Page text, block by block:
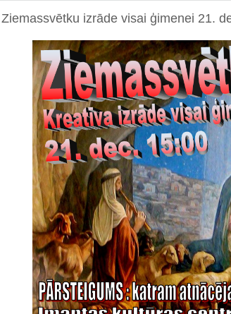
Ziemassvētku izrāde visai ģimenei 21.